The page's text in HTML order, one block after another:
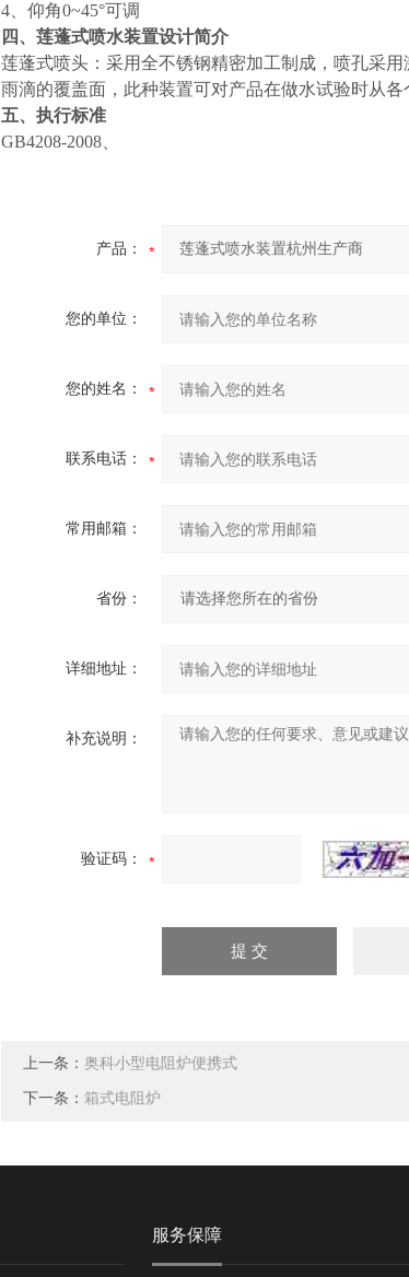
4、仰角0~45°可调
四、 莲蓬式喷水装置设计简介
莲蓬式喷头：采用全不锈钢精密加工制成，喷孔采
雨滴的覆盖面，此种装置可对产品在做水试验时从
五、执行标准
GB4208-2008、
产品：
您的单位：
您的姓名：
联系电话：
常用邮箱：
省份：
详细地址：
补充说明：
验证码：
上一条： 奥科小型电阻炉便携式
下一条： 箱式电阻炉
服务保障